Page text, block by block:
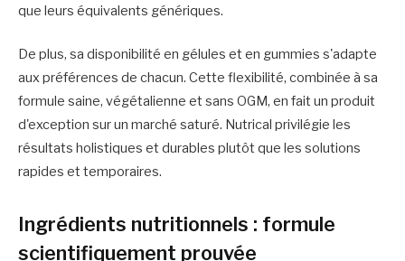
que leurs équivalents génériques.
De plus, sa disponibilité en gélules et en gummies s'adapte
aux préférences de chacun. Cette flexibilité, combinée à sa
formule saine, végétalienne et sans OGM, en fait un produit
d'exception sur un marché saturé. Nutrical privilégie les
résultats holistiques et durables plutôt que les solutions
rapides et temporaires.
Ingrédients nutritionnels : formule
scientifiquement prouvée